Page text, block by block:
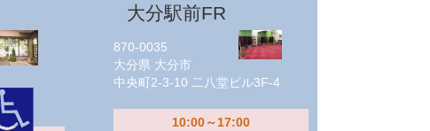
大分駅前FR
870-0035
大分県 大分市
中央町2-3-10 二八堂ビル3F-4
10:00～17:00